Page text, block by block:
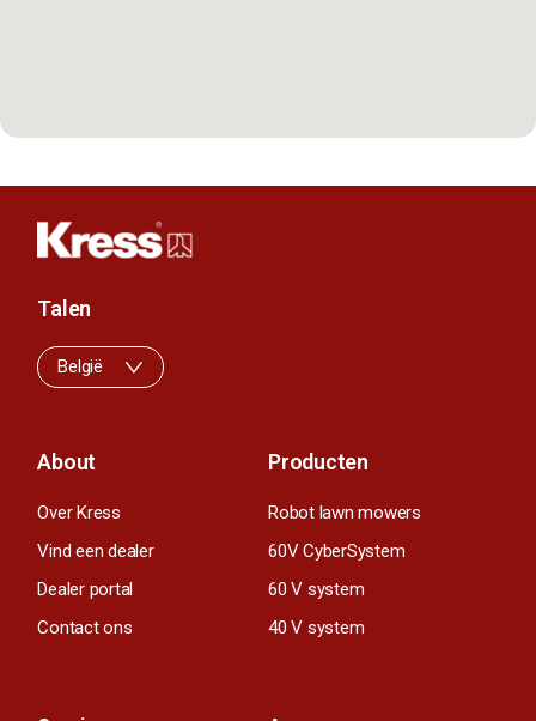
About
Over Kress
Vind een dealer
Dealer portal
Contact ons
Producten
Robot lawn mowers
60V CyberSystem
60 V system
40 V system
Talen
België